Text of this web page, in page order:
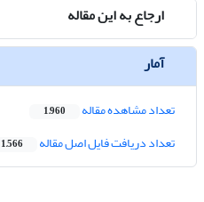
ارجاع به این مقاله
آمار
تعداد مشاهده مقاله 1,960
تعداد دریافت فایل اصل مقاله 1,566